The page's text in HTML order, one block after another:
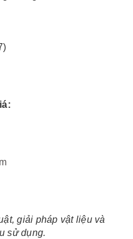
giải pháp vật liệu và
sử dụng.